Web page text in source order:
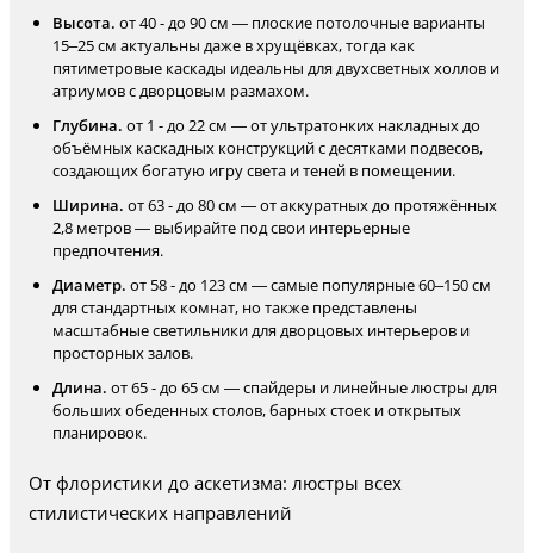
Высота. от 40 - до 90 см — плоские потолочные варианты
15–25 см актуальны даже в хрущёвках, тогда как
пятиметровые каскады идеальны для двухсветных холлов и
атриумов с дворцовым размахом.
Глубина. от 1 - до 22 см — от ультратонких накладных до
объёмных каскадных конструкций с десятками подвесов,
создающих богатую игру света и теней в помещении.
Ширина. от 63 - до 80 см — от аккуратных до протяжённых
2,8 метров — выбирайте под свои интерьерные
предпочтения.
Диаметр. от 58 - до 123 см — самые популярные 60–150 см
для стандартных комнат, но также представлены
масштабные светильники для дворцовых интерьеров и
просторных залов.
Длина. от 65 - до 65 см — спайдеры и линейные люстры для
больших обеденных столов, барных стоек и открытых
планировок.
От флористики до аскетизма: люстры всех
стилистических направлений